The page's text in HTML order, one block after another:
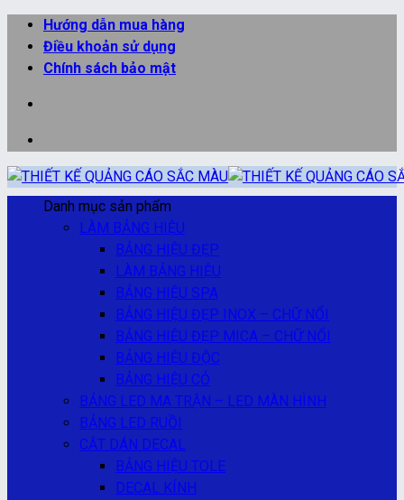
qua
Hướng dẫn mua hàng
Điều khoản sử dụng
Chính sách bảo mật
Danh mục sản phẩm
LÀM BẢNG HIỆU
BẢNG HIỆU ĐẸP
LÀM BẢNG HIỆU
BẢNG HIỆU SPA
BẢNG HIỆU ĐẸP INOX – CHỮ NỔI
BẢNG HIỆU ĐẸP MICA – CHỮ NỔI
BẢNG HIỆU ĐỘC
BẢNG HIỆU CỎ
BẢNG LED MA TRẬN – LED MÀN HÌNH
BẢNG LED RUỒI
CẮT DÁN DECAL
BẢNG HIỆU TOLE
DECAL KÍNH